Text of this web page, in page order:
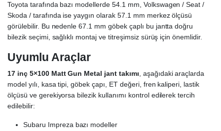
Toyota tarafında bazı modellerde 54.1 mm, Volkswagen / Seat /
Skoda / tarafında ise yaygın olarak 57.1 mm merkez ölçüsü
görülebilir. Bu nedenle 67.1 mm göbek çaplı bu jantta doğru
bilezik seçimi, sağlıklı montaj ve titreşimsiz sürüş için önemlidir.
Uyumlu Araçlar
17 inç 5×100 Matt Gun Metal jant takımı , aşağıdaki araçlarda
model yılı, kasa tipi, göbek çapı, ET değeri, fren kaliperi, lastik
ölçüsü ve gerekiyorsa bilezik kullanımı kontrol edilerek tercih
edilebilir:
Subaru Impreza bazı modeller